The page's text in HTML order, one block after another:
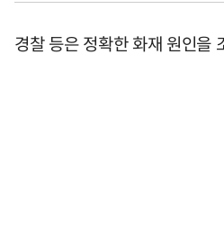
경찰 등은 정확한 화재 원인을